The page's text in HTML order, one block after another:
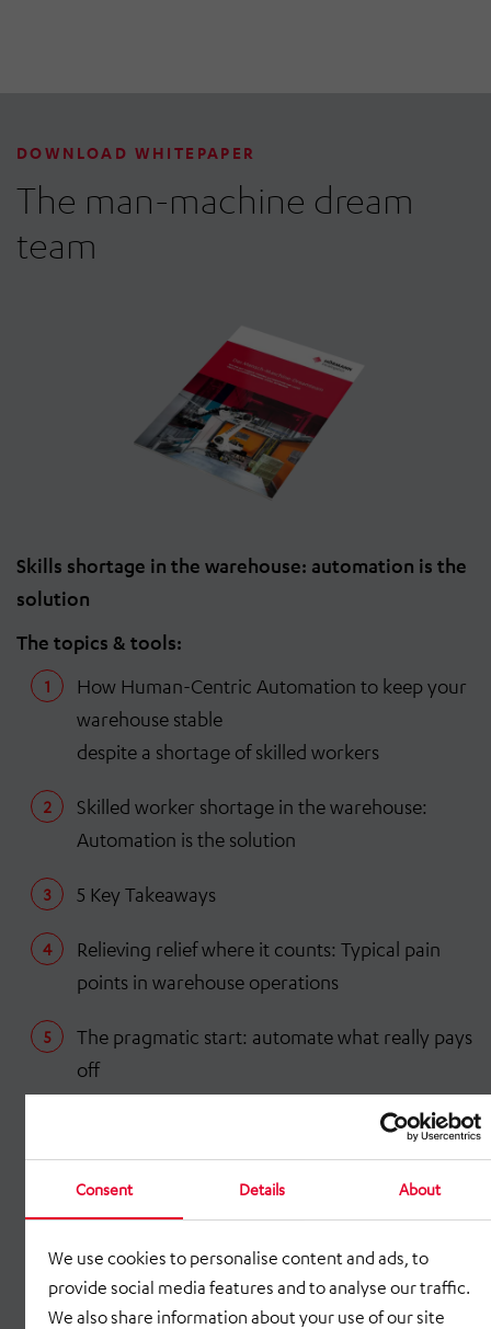
Consent Details About
We use cookies to personalise content and ads, to
provide social media features and to analyse our traffic.
We also share information about your use of our site
DOWNLOAD WHITEPAPER
The man-machine dream
team
Skills shortage in the warehouse: automation is the
solution
The topics & tools:
How Human-Centric Automation to keep your
warehouse stable
despite a shortage of skilled workers
Skilled worker shortage in the warehouse:
Automation is the solution
5 Key Takeaways
Relieving relief where it counts: Typical pain
points in warehouse operations
The pragmatic start: automate what really pays
off
From bottleneck to implementation: Now
automation is getting concrete
Practical example 1 - From everyday warehouse
work to automated order picking
Example 2 - Automated KLT picking at Siemens